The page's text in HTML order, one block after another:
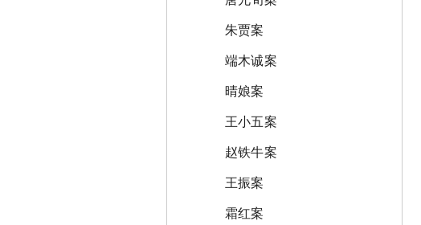
朱贾案
端木诚案
晴娘案
王小五案
赵铁牛案
王振案
霜红案